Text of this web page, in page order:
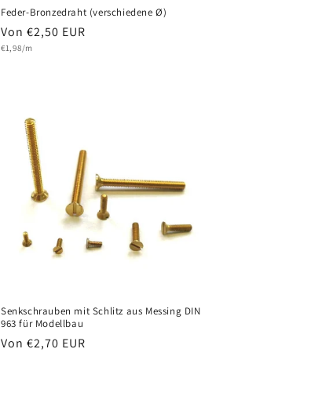
Feder-Bronzedraht (verschiedene Ø)
Normaler
Preis
Von €2,50 EUR
Grundpreis
€1,98/m
Senkschrauben mit Schlitz aus Messing DIN
963 für Modellbau
Normaler
Von €2,70 EUR